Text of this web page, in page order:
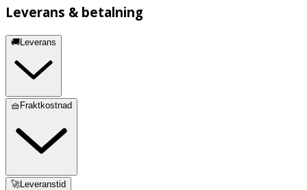
Leverans & betalning
🚚Leverans
🧺Fraktkostnad
🚀Leveranstid